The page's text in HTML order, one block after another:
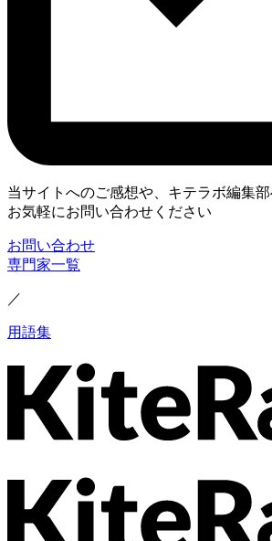
当サイトへのご感想や、キテラボ編集
お気軽にお問い合わせください
お問い合わせ
専門家一覧
／
用語集